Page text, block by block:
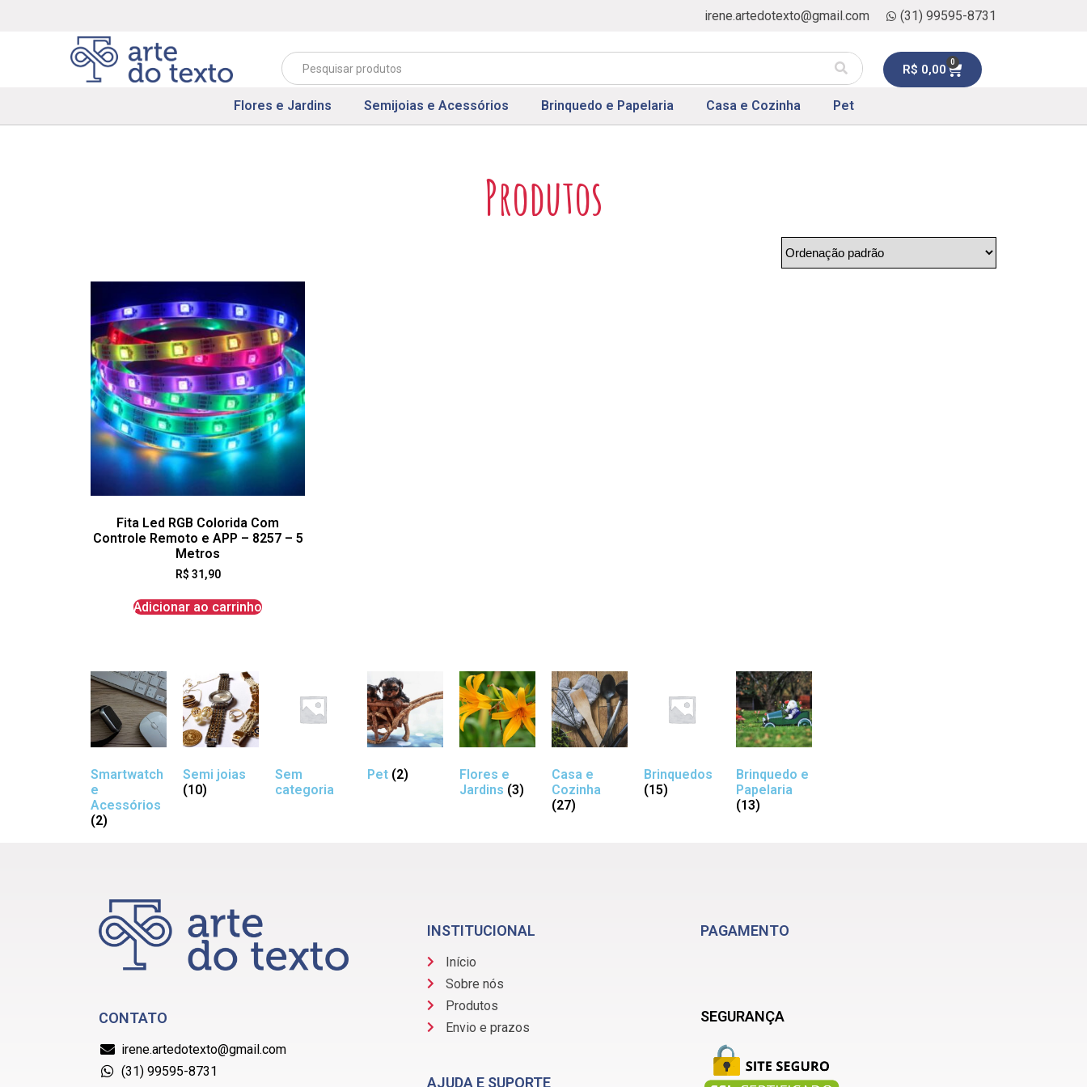
irene.artedotexto@gmail.com (31) 99595-8731
R$ 0,00 0
Flores e Jardins Semijoias e Acessórios Brinquedo e Papelaria Casa e Cozinha Pet
Produtos
Fita Led RGB Colorida Com
Controle Remoto e APP – 8257 – 5
Metros
R$ 31,90
Adicionar ao carrinho
Smartwatch
e
Acessórios
(2)
Semi joias
(10)
Sem
categoria
Pet (2)
Flores e
Jardins (3)
Casa e
Cozinha
(27)
Brinquedos
(15)
Brinquedo e
Papelaria
(13)
CONTATO
irene.artedotexto@gmail.com
(31) 99595-8731
INSTITUCIONAL
Início
Sobre nós
Produtos
Envio e prazos
AJUDA E SUPORTE
PAGAMENTO
SEGURANÇA